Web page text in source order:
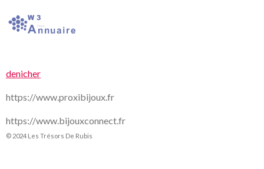
denicher
https://www.proxibijoux.fr
https://www.bijouxconnect.fr
© 2024 Les Trésors De Rubis